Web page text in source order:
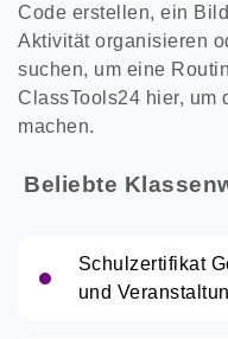
Code erstellen, ein
Aktivität organisieren
suchen, um eine
ClassTools24 hier, um
machen.
Beliebte
Schulzertifikat
und